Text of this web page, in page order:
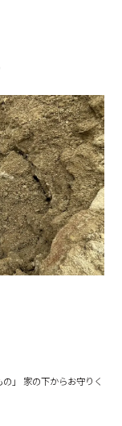
」 家の下からお守りく